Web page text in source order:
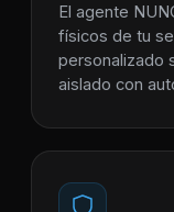
El agente
físicos de tu
personalizado
aislado con